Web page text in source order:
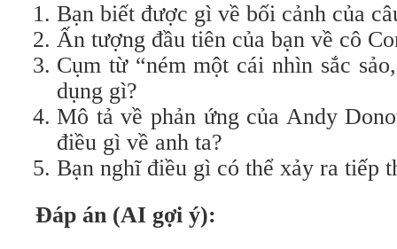
Bạn biết được gì về bối cảnh của
Ấn tượng đầu tiên của bạn về cô
Cụm từ “ném một cái nhìn sắc
dụng gì?
Mô tả về phản ứng của Andy
điều gì về anh ta?
Bạn nghĩ điều gì có thể xảy ra tiếp
Đáp án (AI gợi ý):